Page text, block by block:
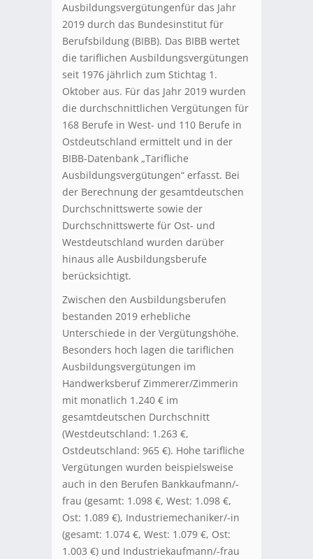
Ausbildungsvergütungenfür das Jahr
2019 durch das Bundesinstitut für
Berufsbildung (BIBB). Das BIBB wertet
die tariflichen Ausbildungsvergütungen
seit 1976 jährlich zum Stichtag 1.
Oktober aus. Für das Jahr 2019 wurden
die durchschnittlichen Vergütungen für
168 Berufe in West- und 110 Berufe in
Ostdeutschland ermittelt und in der
BIBB-Datenbank „Tarifliche
Ausbildungsvergütungen“ erfasst. Bei
der Berechnung der gesamtdeutschen
Durchschnittswerte sowie der
Durchschnittswerte für Ost- und
Westdeutschland wurden darüber
hinaus alle Ausbildungsberufe
berücksichtigt.
Zwischen den Ausbildungsberufen
bestanden 2019 erhebliche
Unterschiede in der Vergütungshöhe.
Besonders hoch lagen die tariflichen
Ausbildungsvergütungen im
Handwerksberuf Zimmerer/Zimmerin
mit monatlich 1.240 € im
gesamtdeutschen Durchschnitt
(Westdeutschland: 1.263 €,
Ostdeutschland: 965 €). Hohe tarifliche
Vergütungen wurden beispielsweise
auch in den Berufen Bankkaufmann/-
frau (gesamt: 1.098 €, West: 1.098 €,
Ost: 1.089 €), Industriemechaniker/-in
(gesamt: 1.074 €, West: 1.079 €, Ost:
1.003 €) und Industriekaufmann/-frau